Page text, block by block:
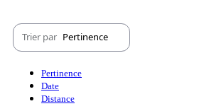
Trier par Pertinence
Pertinence
Date
Distance